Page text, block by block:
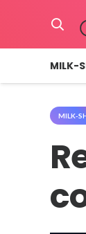
MILK-
MILK-